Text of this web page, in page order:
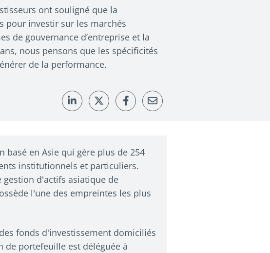
ont souligné que la
pour investir sur les marchés
de gouvernance d’entreprise et la
nous pensons que les spécificités
de la performance.
en Asie qui gère plus de 254
institutionnels et particuliers.
gestion d'actifs asiatique de
l'une des empreintes les plus
fonds d'investissement domiciliés
de portefeuille est déléguée à